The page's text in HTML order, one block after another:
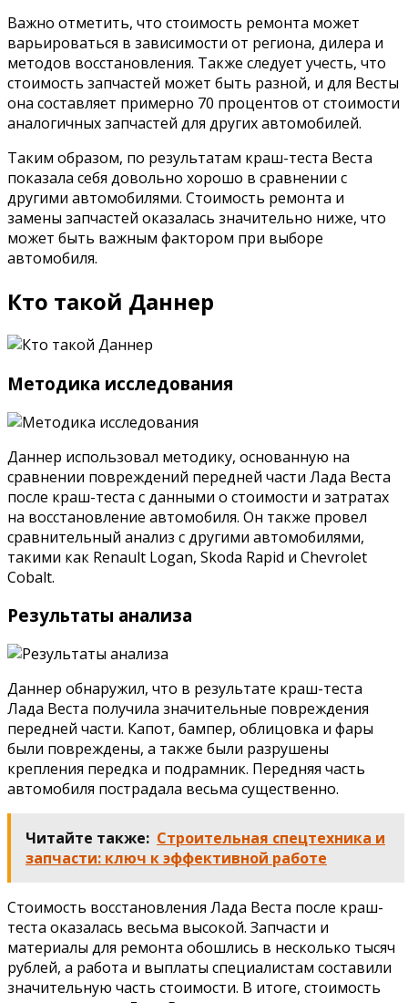
Важно отметить, что стоимость ремонта может
варьироваться в зависимости от региона, дилера и
методов восстановления. Также следует учесть, что
стоимость запчастей может быть разной, и для Весты
она составляет примерно 70 процентов от стоимости
аналогичных запчастей для других автомобилей.
Таким образом, по результатам краш-теста Веста
показала себя довольно хорошо в сравнении с
другими автомобилями. Стоимость ремонта и
замены запчастей оказалась значительно ниже, что
может быть важным фактором при выборе
автомобиля.
Кто такой Даннер
Методика исследования
Даннер использовал методику, основанную на
сравнении повреждений передней части Лада Веста
после краш-теста с данными о стоимости и затратах
на восстановление автомобиля. Он также провел
сравнительный анализ с другими автомобилями,
такими как Renault Logan, Skoda Rapid и Chevrolet
Cobalt.
Результаты анализа
Даннер обнаружил, что в результате краш-теста
Лада Веста получила значительные повреждения
передней части. Капот, бампер, облицовка и фары
были повреждены, а также были разрушены
крепления передка и подрамник. Передняя часть
автомобиля пострадала весьма существенно.
Читайте также: Строительная спецтехника и
запчасти: ключ к эффективной работе
Стоимость восстановления Лада Веста после краш-
теста оказалась весьма высокой. Запчасти и
материалы для ремонта обошлись в несколько тысяч
рублей, а работа и выплаты специалистам составили
значительную часть стоимости. В итоге, стоимость